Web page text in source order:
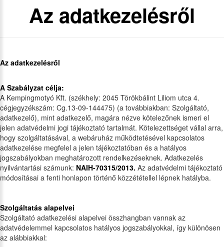
Az adatkezelésről
Az adatkezelésről
A Szabályzat célja:
A Kempingmotyó Kft. (székhely: 2045 Törökbálint Liliom utca 4.
cégjegyzékszám: Cg.13-09-144475) (a továbbiakban: Szolgáltató,
adatkezelő), mint adatkezelő, magára nézve kötelezőnek ismeri el
jelen adatvédelmi jogi tájékoztató tartalmát. Kötelezettséget vállal arra,
hogy szolgáltatásával, a webáruház működtetésével kapcsolatos
adatkezelése megfelel a jelen tájékoztatóban és a hatályos
jogszabályokban meghatározott rendelkezéseknek. Adatkezelés
nyilvántartási számunk: NAIH-70315/2013. Az adatvédelmi tájékoztató
módosításai a fenti honlapon történő közzététellel lépnek hatályba.
Szolgáltatás alapelvei
Szolgáltató adatkezelési alapelvei összhangban vannak az
adatvédelemmel kapcsolatos hatályos jogszabályokkal, így különösen
az alábbiakkal: